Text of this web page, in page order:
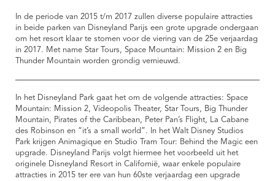
In de periode van 2015 t/m 2017 zullen diverse populaire attracties
in beide parken van Disneyland Parijs een grote upgrade ondergaan
om het resort klaar te stomen voor de viering van de 25e verjaardag
in 2017. Met name Star Tours, Space Mountain: Mission 2 en Big
Thunder Mountain worden grondig vernieuwd.
In het Disneyland Park gaat het om de volgende attracties: Space
Mountain: Mission 2, Videopolis Theater, Star Tours, Big Thunder
Mountain, Pirates of the Caribbean, Peter Pan’s Flight, La Cabane
des Robinson en “it’s a small world”. In het Walt Disney Studios
Park krijgen Animagique en Studio Tram Tour: Behind the Magic een
upgrade. Disneyland Parijs volgt hiermee het voorbeeld uit het
originele Disneyland Resort in Californië, waar enkele populaire
attracties in 2015 ter ere van hun 60ste verjaardag een upgrade